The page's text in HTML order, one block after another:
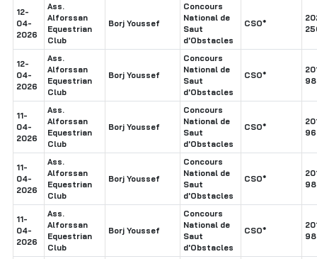
12-
04-
2026
Ass.
Alforssan
Equestrian
Club
Borj Youssef
Concours
National de
Saut
d'Obstacles
CSO*
12-
04-
2026
Ass.
Alforssan
Equestrian
Club
Borj Youssef
Concours
National de
Saut
d'Obstacles
CSO*
11-
04-
2026
Ass.
Alforssan
Equestrian
Club
Borj Youssef
Concours
National de
Saut
d'Obstacles
CSO*
11-
04-
2026
Ass.
Alforssan
Equestrian
Club
Borj Youssef
Concours
National de
Saut
d'Obstacles
CSO*
11-
04-
2026
Ass.
Alforssan
Equestrian
Club
Borj Youssef
Concours
National de
Saut
d'Obstacles
CSO*